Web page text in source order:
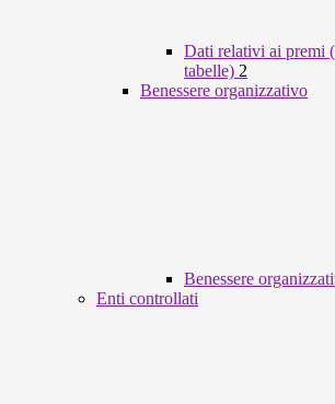
Dati relativi ai premi
tabelle) 2
Benessere organizzativo
Benessere
Enti controllati